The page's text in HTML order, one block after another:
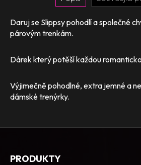
Daruj se Slippsy pohodlí a společné
párovým trenkám.
Dárek který potěší každou
Výjimečně pohodlné, extra jemné a
dámské trenýrky.
PRODUKTY